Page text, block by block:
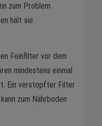
zum Problem
hält sie
Feinfilter vor dem
mindestens einmal
Ein verstopfter Filter
zum Nährboden